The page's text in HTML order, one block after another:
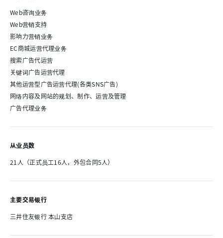
Web咨询业务
Web营销支持
影响力营销业务
EC商城运营代理业务
搜索广告代运营
关键词广告运营代理
其他运营型广告运营代理(各类SNS广告)
网络内容及网站的规划、制作、运营及管理
广告代理业务
从业员数
21人（正式员工16人，外包合同5人）
主要交易银行
三井住友银行 本山支店